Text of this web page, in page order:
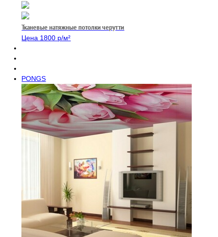
Тканевые натяжные потолки черутти
Цена 1800 р/м²
PONGS